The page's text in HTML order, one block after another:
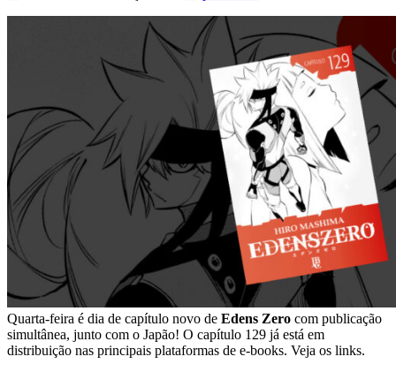
Quarta-feira é dia de capítulo novo de Edens Zero com publicação
simultânea, junto com o Japão! O capítulo 129 já está em
distribuição nas principais plataformas de e-books. Veja os links.